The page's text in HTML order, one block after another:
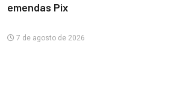
emendas Pix
7 de agosto de 2026